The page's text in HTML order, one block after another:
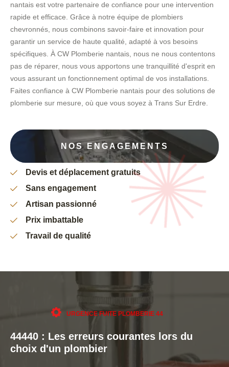
nantais est votre partenaire de confiance pour une intervention
rapide et efficace. Grâce à notre équipe de plombiers
chevronnés, nous combinons savoir-faire et innovation pour
garantir un service de haute qualité, adapté à vos besoins
spécifiques. À CW Plomberie nantais, nous ne nous contentons
pas de réparer, nous vous apportons une tranquillité d'esprit en
vous assurant un fonctionnement optimal de vos installations.
Faites confiance à CW Plomberie nantais pour des solutions de
plomberie sur mesure, où que vous soyez à Trans Sur Erdre.
NOS ENGAGEMENTS
Devis et déplacement gratuits
Sans engagement
Artisan passionné
Prix imbattable
Travail de qualité
URGENCE FUITE PLOMBERIE 44
44440 : Les erreurs courantes lors du
choix d'un plombier